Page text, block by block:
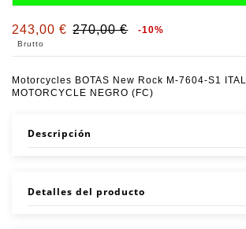
243,00 € 270,00 € -10%
Brutto
Motorcycles BOTAS New Rock M-7604-S1
MOTORCYCLE NEGRO (FC)
Descripción
Detalles del producto